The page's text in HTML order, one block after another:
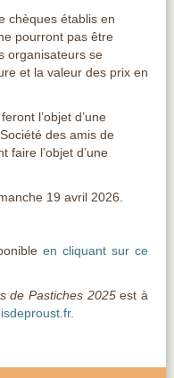
chèques établis en
pourront pas être
organisateurs se
et la valeur des prix en
l’objet d’une
des amis de
faire l’objet d’une
19 avril 2026.
en cliquant sur ce
de Pastiches 2025est à